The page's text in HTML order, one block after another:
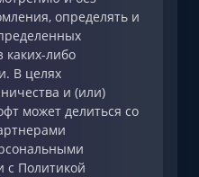
определять и
либо
В целях
и (или)
может делиться со
с Политикой